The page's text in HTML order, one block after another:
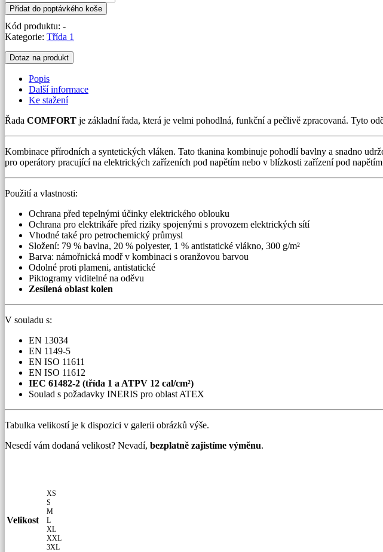
12
cal/cm²
-
řada
množství
Přidat do poptávkého koše
Kód produktu: -
Kategorie: Třída 1
Dotaz na produkt
Popis
Další informace
Ke stažení
Řada COMFORT je základní řada, která je velmi pohodlná, funkční a pečlivě zpracovaná. Tyto
Kombinace přírodních a syntetických vláken. Tato tkanina kombinuje pohodlí bavlny a snadno
pro operátory pracující na elektrických zařízeních pod napětím nebo v blízkosti zařízení pod
Použití a vlastnosti:
Ochrana před tepelnými účinky elektrického oblouku
Ochrana pro elektrikáře před riziky spojenými s provozem elektrických sítí
Vhodné také pro petrochemický průmysl
Složení: 79 % bavlna, 20 % polyester, 1 % antistatické vlákno, 300 g/m²
Barva: námořnická modř v kombinaci s oranžovou barvou
Odolné proti plameni, antistatické
Piktogramy viditelné na oděvu
Zesílená oblast kolen
V souladu s:
EN 13034
EN 1149-5
EN ISO 11611
EN ISO 11612
IEC 61482-2 (třída 1 a ATPV 12 cal/cm²)
Soulad s požadavky INERIS pro oblast ATEX
Tabulka velikostí je k dispozici v galerii obrázků výše.
Nesedí vám dodaná velikost? Nevadí, bezplatně zajistíme výměnu.
Velikost
XS
S
M
L
XL
XXL
3XL